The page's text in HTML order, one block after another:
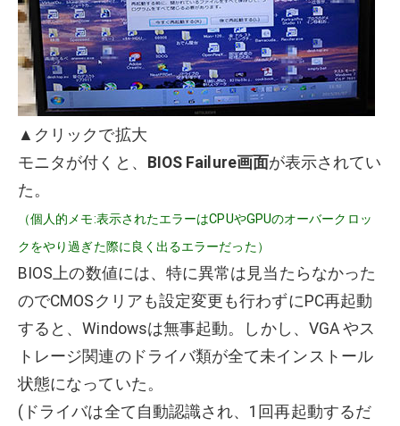
▲クリックで拡大
モニタが付くと、
BIOS Failure画面が表示されてい
た。
（個人的メモ:表示されたエラーはCPUやGPUのオーバークロッ
クをやり過ぎた際に良く出るエラーだった）
BIOS上の数値には、特に異常は見当たらなかった
のでCMOSクリアも設定変更も行わずにPC再起動
すると、Windowsは無事起動。しかし、VGA やス
トレージ関連のドライバ類が全て未インストール
状態になっていた。
(ドライバは全て自動認識され、1回再起動するだ